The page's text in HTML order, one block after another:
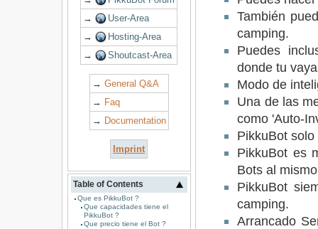
→
User-Area
→
Hosting-Area
→
Shoutcast-Area
→ General Q&A
→ Faq
→ Documentation
Imprint
Table of Contents
Que es PikkuBot ?
Que capacidades tiene el
PikkuBot ?
Que precio tiene el Bot ?
También
camping.
Puedes
donde tu
Modo de
Una de las
como 'Auto-
PikkuBot
PikkuBot es
Bots al
PikkuBot
camping.
Arrancado